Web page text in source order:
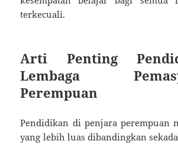
terkecuali.
Arti Penting
Lembaga
Perempuan
Pendidikan di penjara perempuan
yang lebih luas dibandingkan